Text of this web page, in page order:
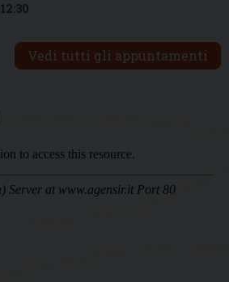
12:30
Vedi tutti gli appuntamenti